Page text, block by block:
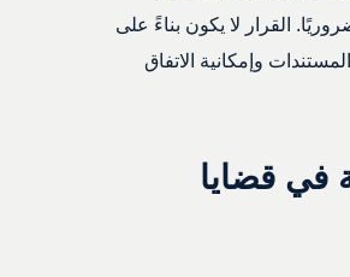
القرار لا يكون بناءً على
وإمكانية الاتفاق
في قضايا